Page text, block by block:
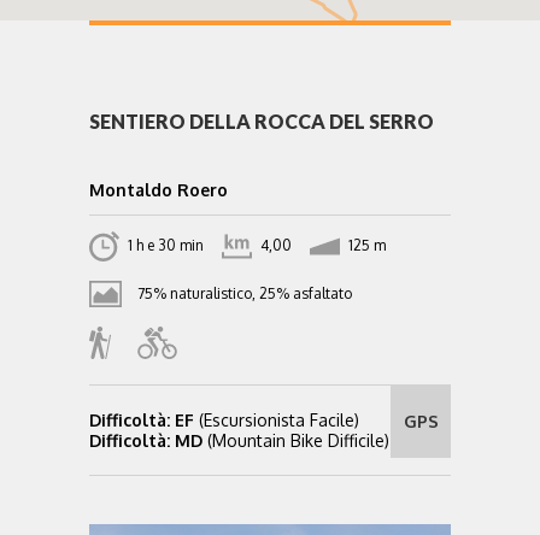
SENTIERO DELLA ROCCA DEL SERRO
Montaldo Roero
1 h e 30 min 4,00 125 m
75% naturalistico, 25% asfaltato
Difficoltà: EF (Escursionista Facile)
Difficoltà: MD (Mountain Bike Difficile)
GPS